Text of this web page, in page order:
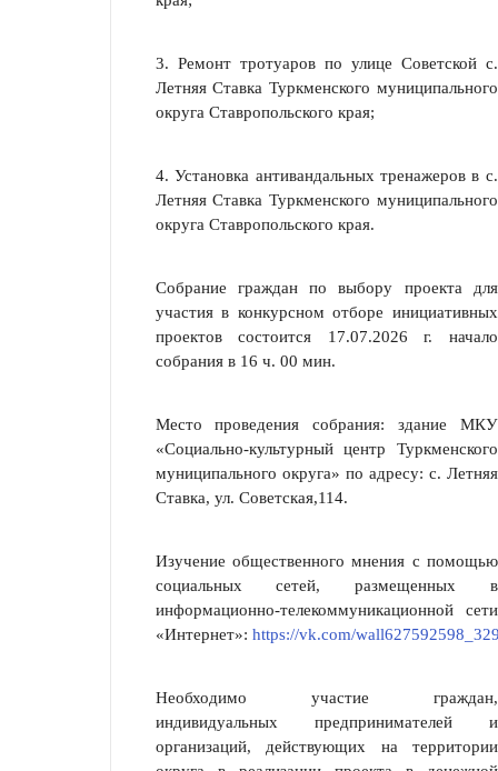
3. Ремонт тротуаров по улице Советской с.
Летняя Ставка Туркменского муниципального
округа Ставропольского края;
4. Установка антивандальных тренажеров в с.
Летняя Ставка Туркменского муниципального
округа Ставропольского края.
Собрание граждан по выбору проекта для
участия в конкурсном отборе инициативных
проектов состоится 17.07.2026 г. начало
собрания в 16 ч. 00 мин.
Место проведения собрания: здание МКУ
«Социально-культурный центр Туркменского
муниципального округа» по адресу: с. Летняя
Ставка, ул. Советская,114.
Изучение общественного мнения с помощью
социальных сетей, размещенных в
информационно-телекоммуникационной сети
«Интернет»: https://vk.com/
Необходимо участие граждан,
индивидуальных предпринимателей и
организаций, действующих на территории